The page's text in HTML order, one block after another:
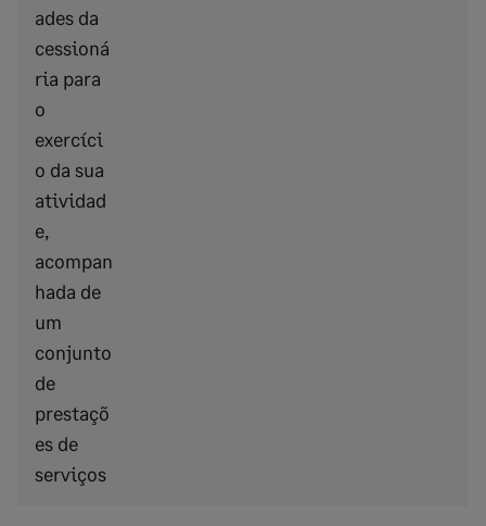
ades da
cessioná
ria para
o
exercíci
o da sua
atividad
e,
acompan
hada de
um
conjunto
de
prestaçõ
es de
serviços